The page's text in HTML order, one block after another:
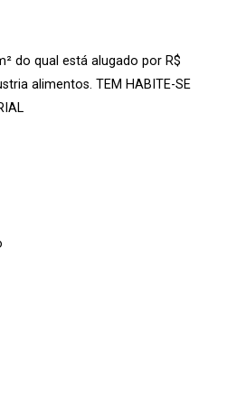
do qual está alugado por R$
alimentos. TEM HABITE-SE